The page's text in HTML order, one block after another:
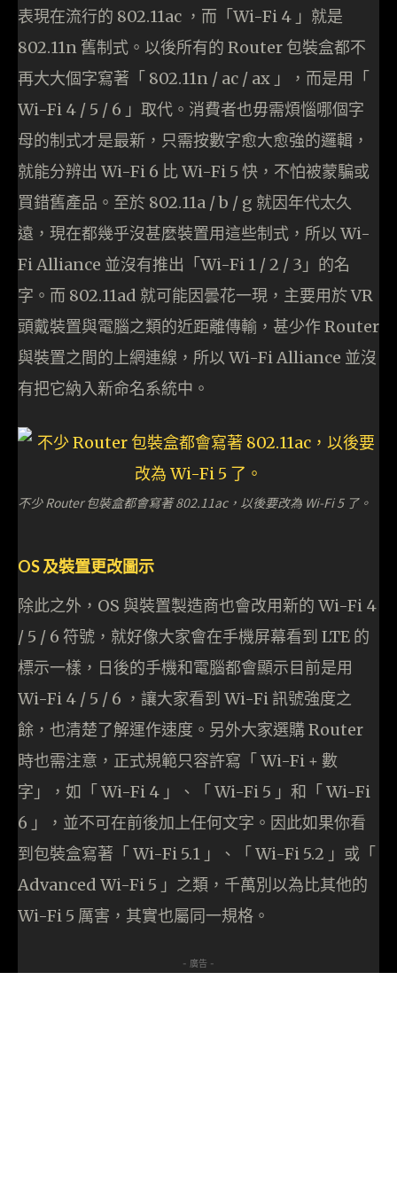
表現在流行的 802.11ac ，而「Wi-Fi 4 」就是
802.11n 舊制式。以後所有的 Router 包裝盒都不
再大大個字寫著「 802.11n / ac / ax 」，而是用「
Wi-Fi 4 / 5 / 6 」取代。消費者也毋需煩惱哪個字
母的制式才是最新，只需按數字愈大愈強的邏輯，
就能分辨出 Wi-Fi 6 比 Wi-Fi 5 快，不怕被蒙騙或
買錯舊產品。至於 802.11a / b / g 就因年代太久
遠，現在都幾乎沒甚麼裝置用這些制式，所以 Wi-
Fi Alliance 並沒有推出「Wi-Fi 1 / 2 / 3」的名
字。而 802.11ad 就可能因曇花一現，主要用於 VR
頭戴裝置與電腦之類的近距離傳輸，甚少作 Router
與裝置之間的上網連線，所以 Wi-Fi Alliance 並沒
有把它納入新命名系統中。
不少 Router 包裝盒都會寫著 802.11ac，以後要改為 Wi-Fi 5 了。
OS 及裝置更改圖示
除此之外，OS 與裝置製造商也會改用新的 Wi-Fi 4
/ 5 / 6 符號，就好像大家會在手機屏幕看到 LTE 的
標示一樣，日後的手機和電腦都會顯示目前是用
Wi-Fi 4 / 5 / 6 ，讓大家看到 Wi-Fi 訊號強度之
餘，也清楚了解運作速度。另外大家選購 Router
時也需注意，正式規範只容許寫「 Wi-Fi + 數
字」，如「 Wi-Fi 4 」、「 Wi-Fi 5 」和「 Wi-Fi
6 」，並不可在前後加上任何文字。因此如果你看
到包裝盒寫著「 Wi-Fi 5.1 」、「 Wi-Fi 5.2 」或「
Advanced Wi-Fi 5 」之類，千萬別以為比其他的
Wi-Fi 5 厲害，其實也屬同一規格。
- 廣告 -